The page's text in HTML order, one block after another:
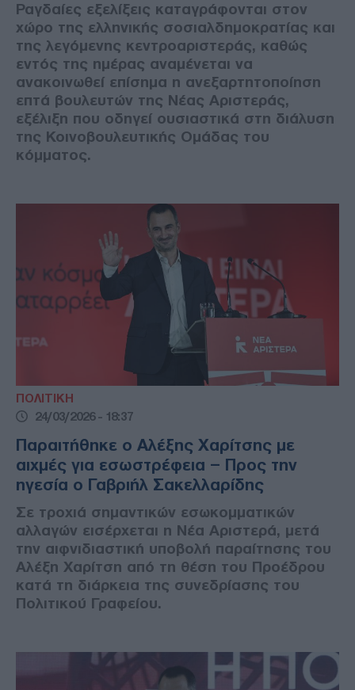
Ραγδαίες εξελίξεις καταγράφονται στον
χώρο της ελληνικής σοσιαλδημοκρατίας και
της λεγόμενης κεντροαριστεράς, καθώς
εντός της ημέρας αναμένεται να
ανακοινωθεί επίσημα η ανεξαρτητοποίηση
επτά βουλευτών της Νέας Αριστεράς,
εξέλιξη που οδηγεί ουσιαστικά στη διάλυση
της Κοινοβουλευτικής Ομάδας του
κόμματος.
ΠΟΛΙΤΙΚΗ
24/03/2026 - 18:37
Παραιτήθηκε ο Αλέξης Χαρίτσης με
αιχμές για εσωστρέφεια – Προς την
ηγεσία ο Γαβριήλ Σακελλαρίδης
Σε τροχιά σημαντικών εσωκομματικών
αλλαγών εισέρχεται η Νέα Αριστερά, μετά
την αιφνιδιαστική υποβολή παραίτησης του
Αλέξη Χαρίτση από τη θέση του Προέδρου
κατά τη διάρκεια της συνεδρίασης του
Πολιτικού Γραφείου.